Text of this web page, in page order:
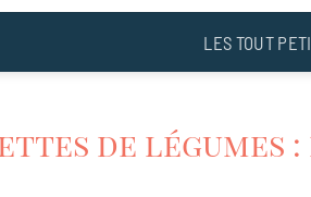
LES TOUT
de légumes